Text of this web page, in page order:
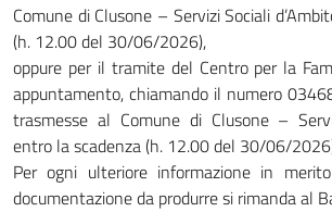
Comune di Clusone – Servizi Sociali
(h. 12.00 del 30/06/2026),
oppure per il tramite del Centro per la
appuntamento, chiamando il numero
trasmesse al Comune di Clusone –
entro la scadenza (h. 12.00 del 30/06/
Per ogni ulteriore informazione in
documentazione da produrre si rimanda al